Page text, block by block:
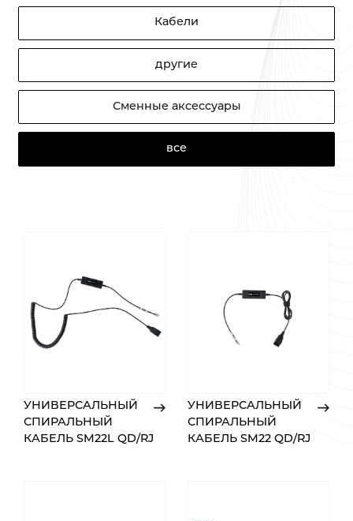
Кабели
другие
Сменные аксессуары
все
УНИВЕРСАЛЬНЫЙ
СПИРАЛЬНЫЙ
КАБЕЛЬ SM22L QD/RJ
УНИВЕРСАЛЬНЫЙ
СПИРАЛЬНЫЙ
КАБЕЛЬ SM22 QD/RJ